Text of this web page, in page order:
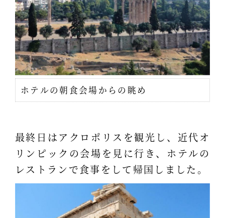
ホテルの朝食会場からの眺め
最終日はアクロポリスを観光し、近代オ
リンピックの会場を見に行き、ホテルの
レストランで食事をして帰国しました。